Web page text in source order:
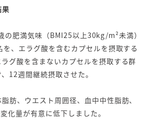
の肥満気味（BMI25以上30kg/m²未満）
、エラグ酸を含むカプセルを摂取する
グ酸を含まないカプセルを摂取する群
12週間継続摂取させた。
肪、ウエスト周囲径、血中中性脂肪、
化量が有意に低下しました。